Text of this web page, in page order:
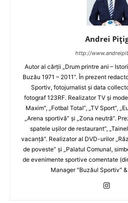
Andrei
http://
Autor al cărţii „Drum printre ani –
Buzău 1971 – 2011”. În prezent
Sportiv, fotojurnalist şi data
fotograf 123RF. Realizator TV şi
Maxim", „Fotbal Total”, „TV Sport”,
„Arena sportivă” şi „Zona neutră”.
spatele uşilor de restaurant”,
vacanţă". Realizator al DVD-urilor
de poveste” şi „Palatul Comunal,
de evenimente sportive comentate
Manager "Buzăul Sportiv"